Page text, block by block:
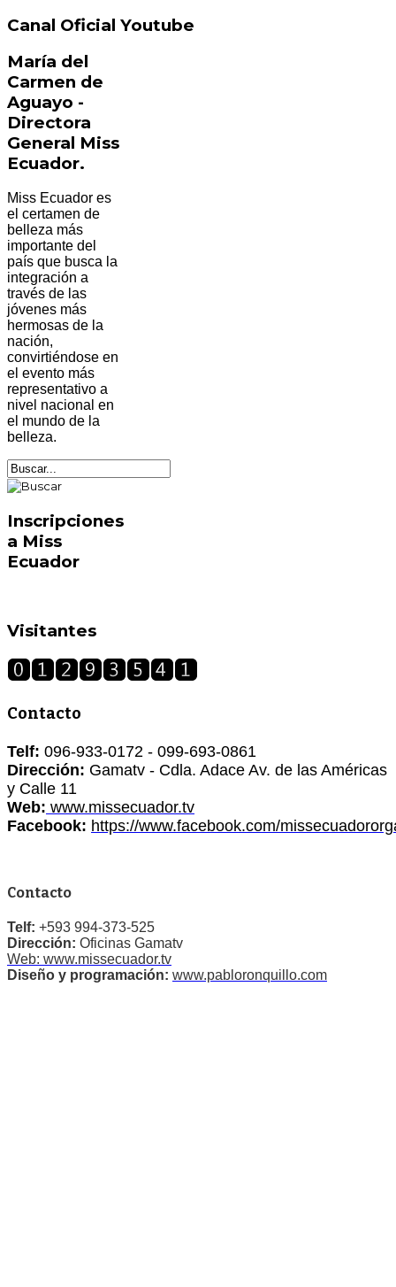
Canal Oficial Youtube
María del
Carmen de
Aguayo -
Directora
General Miss
Ecuador.
Miss Ecuador es
el certamen de
belleza más
importante del
país que busca la
integración a
través de las
jóvenes más
hermosas de la
nación,
convirtiéndose en
el evento más
representativo a
nivel nacional en
el mundo de la
belleza.
Inscripciones
a Miss
Ecuador
Visitantes
Contacto
Telf: 096-933-0172 - 099-693-0861
Dirección: Gamatv - Cdla. Adace Av. de las Américas
y Calle 11
Web: www.missecuador.tv
Facebook: https://www.facebook.com/
Contacto
Telf: +593 994-373-525
Dirección: Oficinas Gamatv
Web: www.missecuador.tv
Diseño y programación: www.pabloronquillo.com